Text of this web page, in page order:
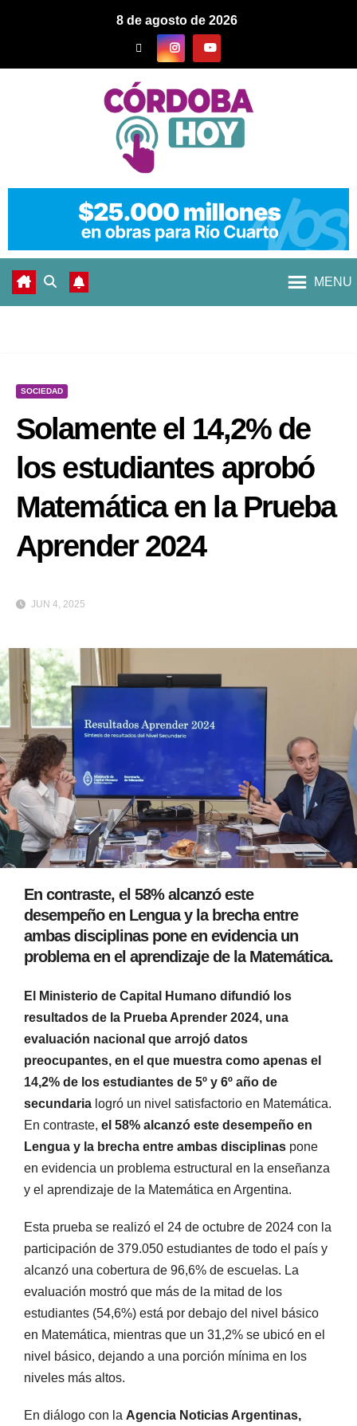
8 de agosto de 2026
MENU
SOCIEDAD
Solamente el 14,2% de
los estudiantes aprobó
Matemática en la Prueba
Aprender 2024
JUN 4, 2025
En contraste, el 58% alcanzó este
desempeño en Lengua y la brecha entre
ambas disciplinas pone en evidencia un
problema en el aprendizaje de la Matemática.
El Ministerio de Capital Humano difundió los
resultados de la Prueba Aprender 2024, una
evaluación nacional que arrojó datos
preocupantes, en el que muestra como apenas el
14,2% de los estudiantes de 5º y 6º año de
secundaria logró un nivel satisfactorio en Matemática.
En contraste, el 58% alcanzó este desempeño en
Lengua y la brecha entre ambas disciplinas pone
en evidencia un problema estructural en la enseñanza
y el aprendizaje de la Matemática en Argentina.
Esta prueba se realizó el 24 de octubre de 2024 con la
participación de 379.050 estudiantes de todo el país y
alcanzó una cobertura de 96,6% de escuelas. La
evaluación mostró que más de la mitad de los
estudiantes (54,6%) está por debajo del nivel básico
en Matemática, mientras que un 31,2% se ubicó en el
nivel básico, dejando a una porción mínima en los
niveles más altos.
En diálogo con la Agencia Noticias Argentinas,